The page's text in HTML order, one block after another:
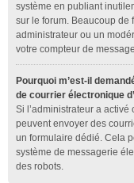
système en publiant
sur le forum. Beaucoup de
administrateur ou un
votre compteur de
Pourquoi m’est-il
de courrier électronique
Si l’administrateur a
peuvent envoyer des
un formulaire dédié. Cela
système de messagerie
des robots.